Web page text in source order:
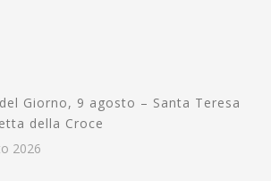
Giorno, 9 agosto – Santa Teresa
della Croce
2026